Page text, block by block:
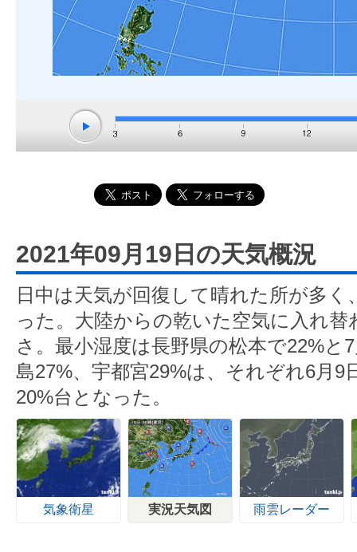
2021年09月19日の天気概況
日中は天気が回復して晴れた所が多く
った。大陸からの乾いた空気に入れ
さ。最小湿度は長野県の松本で22%と
島27%、宇都宮29%は、それぞれ6月9
20%台となった。
気象衛星 実況天気図 雨雲レーダー